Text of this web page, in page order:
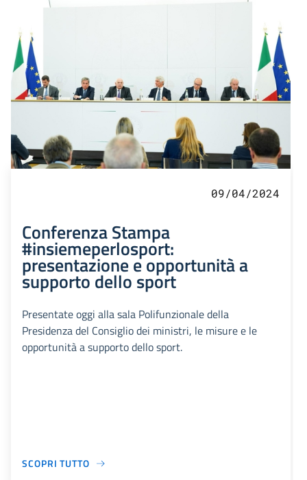
09/04/2024
Conferenza Stampa
#insiemeperlosport:
presentazione e opportunità a
supporto dello sport
Presentate oggi alla sala Polifunzionale della
Presidenza del Consiglio dei ministri, le misure e le
opportunità a supporto dello sport.
SCOPRI TUTTO